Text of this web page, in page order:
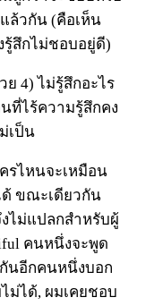
แล้วกัน (คือเห็น
สึกไม่ชอบอยู่ดี)
4) ไม่รู้สึกอะไร
ที่ไร้ความรู้สึกคง
เป็น
รไหนจะเหมือน
ด้ ขณะเดียวกัน
ไม่แปลกสำหรับผู้
คนหนึ่งจะพูด
นอีกคนหนึ่งบอก
ม่ได้, ผมเคยชอบ